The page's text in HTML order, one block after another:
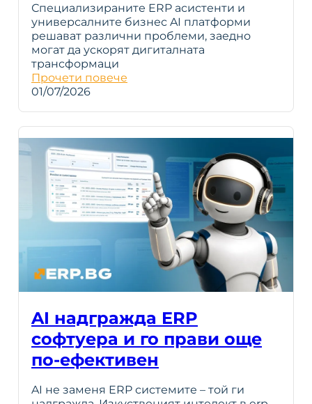
Специализираните ERP асистенти и
универсалните бизнес AI платформи
решават различни проблеми, заедно
могат да ускорят дигиталната
трансформаци
Прочети повече
01/07/2026
AI надгражда ERP
софтуера и го прави още
по-ефективен
AI не заменя ERP системите – той ги